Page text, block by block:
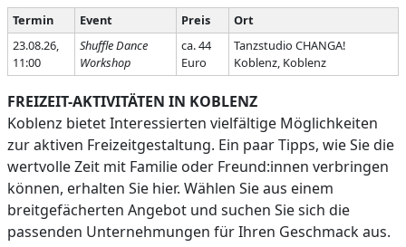
Termin Event Preis
Ort
23.08.26,
11:00
Shuffle Dance
Workshop
ca. 44
Euro
Tanzstudio CHANGA!
Koblenz, Koblenz
FREIZEIT-AKTIVITÄTEN IN KOBLENZ
Koblenz bietet Interessierten vielfältige Möglichkeiten
zur aktiven Freizeitgestaltung. Ein paar Tipps, wie Sie die
wertvolle Zeit mit Familie oder Freund:innen verbringen
können, erhalten Sie hier. Wählen Sie aus einem
breitgefächerten Angebot und suchen Sie sich die
passenden Unternehmungen für Ihren Geschmack aus.